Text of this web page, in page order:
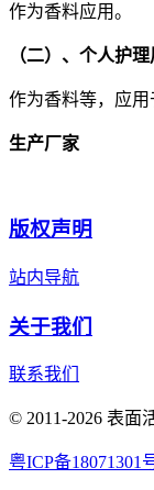
作为香料应用。
（二）、个人护
作为香料等，应用
生产厂家
版权声明
站内导航
关于我们
联系我们
© 2011-2026 表面
粤ICP备18071301